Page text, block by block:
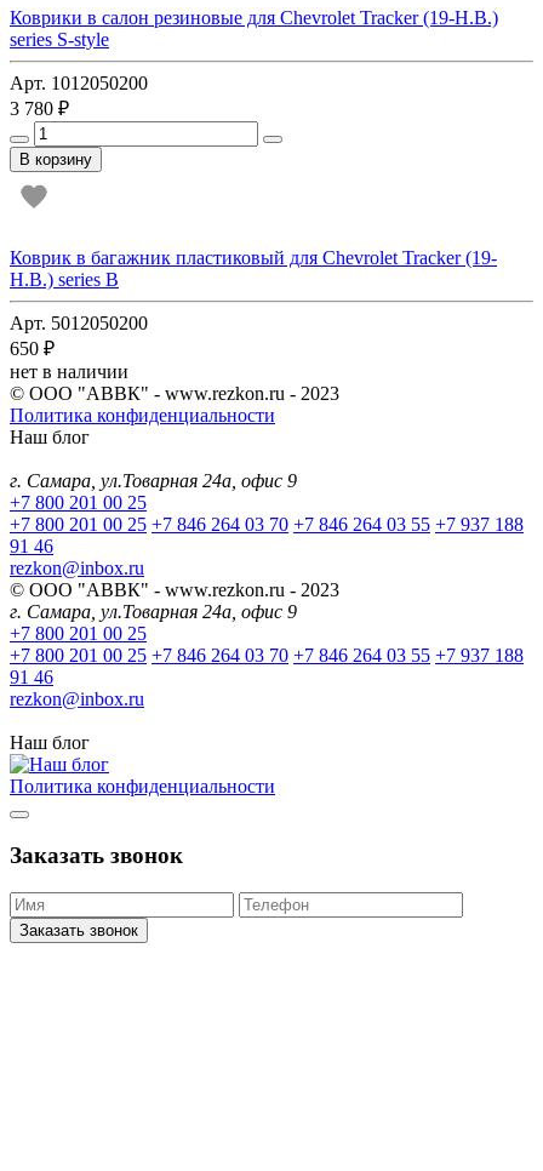
Коврики в салон резиновые для Chevrolet Tracker (19-Н.В.)
series S-style
Арт. 1012050200
3 780 ₽
В корзину
Коврик в багажник пластиковый для Chevrolet Tracker (19-
Н.В.) series B
Арт. 5012050200
650 ₽
нет в наличии
© ООО "АВВК" - www.rezkon.ru - 2023
Политика конфиденциальности
Наш блог
г. Самара, ул.Товарная 24а, офис 9
+7 800 201 00 25
+7 800 201 00 25 +7 846 264 03 70 +7 846 264 03 55 +7 937 188
91 46
rezkon@inbox.ru
© ООО "АВВК" - www.rezkon.ru - 2023
г. Самара, ул.Товарная 24а, офис 9
+7 800 201 00 25
+7 800 201 00 25 +7 846 264 03 70 +7 846 264 03 55 +7 937 188
91 46
rezkon@inbox.ru
Наш блог
Политика конфиденциальности
Заказать звонок
Заказать звонок